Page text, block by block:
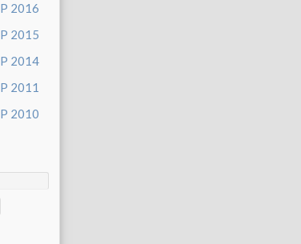
2016
2015
2014
2011
2010